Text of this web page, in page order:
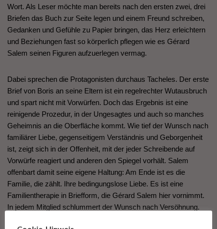
Wort. Als Leser möchte man bereits nach den ersten zwei, drei
Briefen das Buch zur Seite legen und einem Freund schreiben,
Gedanken und Gefühle zu Papier bringen, das Herz erleichtern
und Beziehungen fast so körperlich pflegen wie es Gérard
Salem seinen Figuren aufzuerlegen vermag.
Dabei sprechen die Protagonisten durchaus Tacheles. Der erste
Brief von Boris an seine Eltern ist ein regelrechter Wutausbruch
und spart nicht mit Vorwürfen. Doch das Ergebnis ist eine
reinigende Prozedur, in der Ungesagtes und auch so manches
Geheimnis an die Oberfläche kommt. Wie tief der Wunsch nach
familiärer Liebe, gegenseitigem Verständnis und Geborgenheit
ist, zeigt sich in der Offenheit, mit der jeder Schreibende auf
Vorwürfe reagiert und anderen den Spiegel vorhält. Salem
offenbart damit seine eigene Haltung: Am Ende ist es die
Familie, die zählt. Ihre bedingungslose Liebe. Es ist eine
Familientherapie in Briefform, die Gérard Salem hier vornimmt.
In jedem Mitglied schlummert der Wunsch nach Versöhnung.